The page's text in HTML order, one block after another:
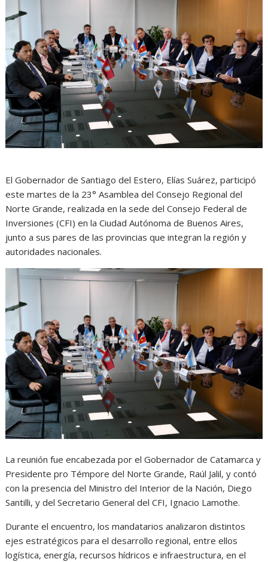
El Gobernador de Santiago del Estero, Elías Suárez, participó
este martes de la 23° Asamblea del Consejo Regional del
Norte Grande, realizada en la sede del Consejo Federal de
Inversiones (CFI) en la Ciudad Autónoma de Buenos Aires,
junto a sus pares de las provincias que integran la región y
autoridades nacionales.
La reunión fue encabezada por el Gobernador de Catamarca y
Presidente pro Témpore del Norte Grande, Raúl Jalil, y contó
con la presencia del Ministro del Interior de la Nación, Diego
Santilli, y del Secretario General del CFI, Ignacio Lamothe.
Durante el encuentro, los mandatarios analizaron distintos
ejes estratégicos para el desarrollo regional, entre ellos
logística, energía, recursos hídricos e infraestructura, en el